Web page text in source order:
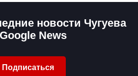
новости Чугуева
News
Подписаться